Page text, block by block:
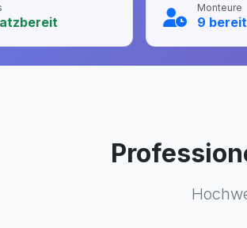
Monteure
9 bereit